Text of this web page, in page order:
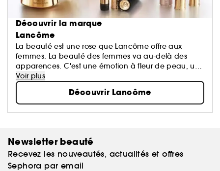
Découvrir la marque
Lancôme
La beauté est une rose que Lancôme offre aux
femmes. La beauté des femmes va au-delà des
apparences. C'est une émotion à fleur de peau, un
éveil de tous les sens, le reflet d'une harmonie entre
le cœur, le corps et l'esprit...
Voir plus
Découvrir Lancôme
Newsletter beauté
Recevez les nouveautés, actualités et offres
Sephora par email